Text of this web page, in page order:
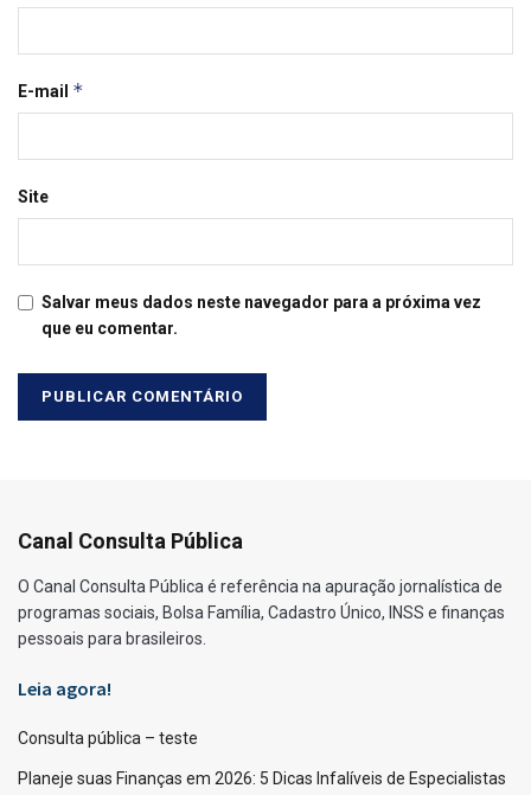
E-mail *
Site
Salvar meus dados neste navegador para a próxima vez
que eu comentar.
Canal Consulta Pública
O Canal Consulta Pública é referência na apuração jornalística de
programas sociais, Bolsa Família, Cadastro Único, INSS e finanças
pessoais para brasileiros.
Leia agora!
Consulta pública – teste
Planeje suas Finanças em 2026: 5 Dicas Infalíveis de Especialistas